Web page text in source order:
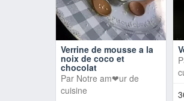
Verrine de mousse a la
noix de coco et
chocolat
Par Notre am❤ur de
cuisine